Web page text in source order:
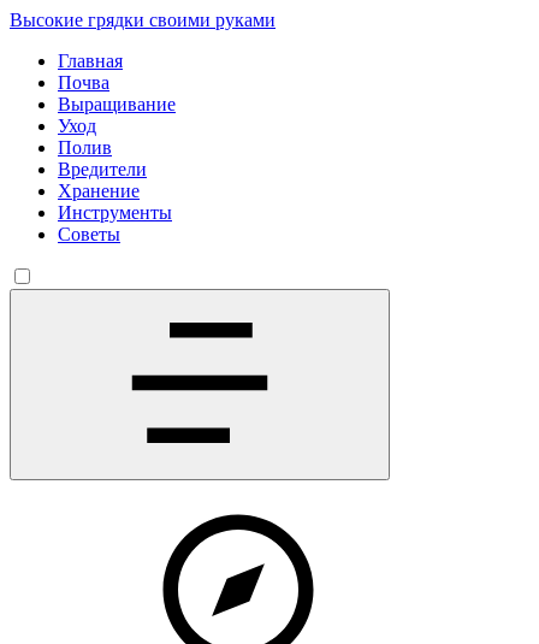
Высокие грядки своими руками
Главная
Почва
Выращивание
Уход
Полив
Вредители
Хранение
Инструменты
Советы